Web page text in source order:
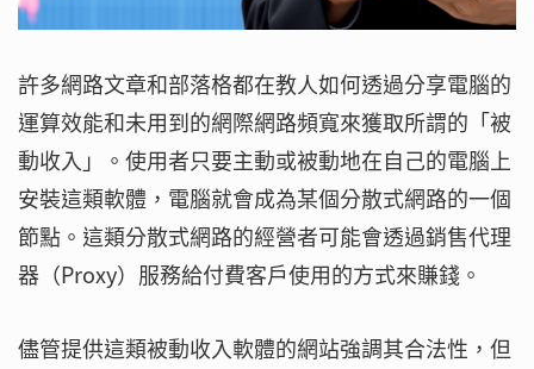
許多網路文章和部落格都在教人如何透過分享電腦的
運算效能和未用到的網際網路頻寬來獲取所謂的「被
動收入」。使用者只要主動或被動地在自己的電腦上
安裝這類軟體，電腦就會成為某個分散式網路的一個
節點。這類分散式網路的經營者可能會透過銷售代理
器（Proxy）服務給付費客戶使用的方式來賺錢。
儘管提供這類被動收入軟體的網站強調其合法性，但